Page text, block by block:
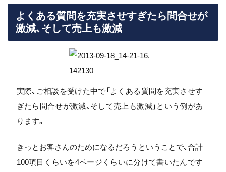
よくある質問を充実させすぎたら問合せが
激減、そして売上も激減
実際、ご相談を受けた中で「よくある質問を充実させす
ぎたら問合せが激減、そして売上も激減」という例があ
ります。
きっとお客さんのためになるだろうということで、合計
100項目くらいを4ページくらいに分けて書いたんです